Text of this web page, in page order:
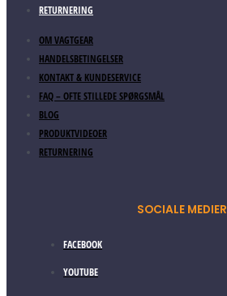
RETURNERING
OM VAGTGEAR
HANDELSBETINGELSER
KONTAKT & KUNDESERVICE
FAQ – OFTE STILLEDE SPØRGSMÅL
BLOG
PRODUKTVIDEOER
RETURNERING
SOCIALE MEDIER
FACEBOOK
YOUTUBE